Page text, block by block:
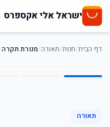
ישראל אלי אקספרס
דף הבית/חנות/תאורה/מנורת תקרה LED מעוצבת
1
תאורה